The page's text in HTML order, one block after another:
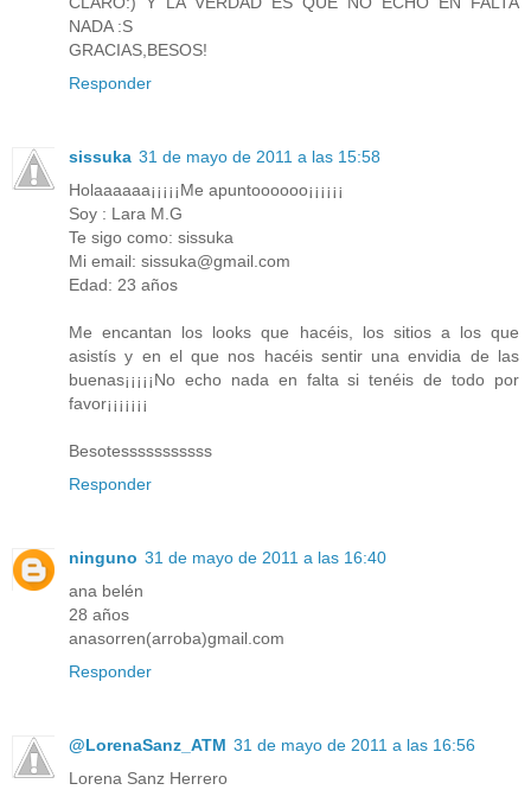
NADA :S
GRACIAS,BESOS!
Responder
sissuka 31 de mayo de 2011 a las 15:58
Holaaaaaa¡¡¡¡¡Me apuntoooooo¡¡¡¡¡¡
Soy : Lara M.G
Te sigo como: sissuka
Mi email: sissuka@gmail.com
Edad: 23 años
Me encantan los looks que hacéis, los sitios a los que
asistís y en el que nos hacéis sentir una envidia de las
buenas¡¡¡¡¡No echo nada en falta si tenéis de todo por
favor¡¡¡¡¡¡¡
Besotesssssssssss
Responder
ninguno 31 de mayo de 2011 a las 16:40
ana belén
28 años
anasorren(arroba)gmail.com
Responder
@LorenaSanz_ATM 31 de mayo de 2011 a las 16:56
Lorena Sanz Herrero